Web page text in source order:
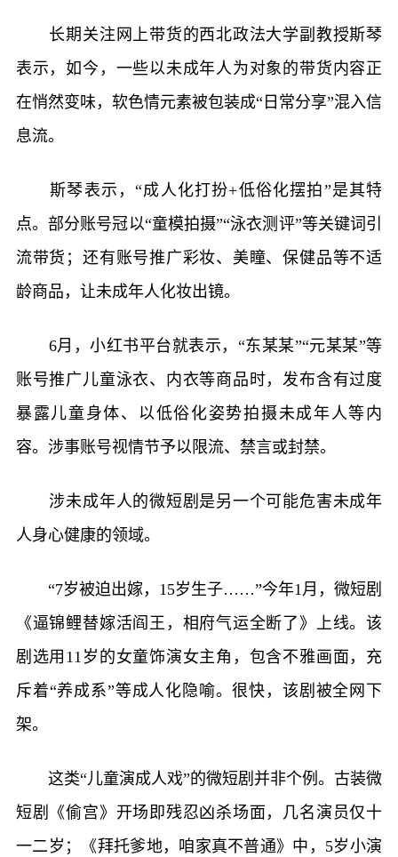
长期关注网上带货的西北政法大学副教授斯琴
表示，如今，一些以未成年人为对象的带货内容正
在悄然变味，软色情元素被包装成“日常分享”混入信
息流。
斯琴表示，“成人化打扮+低俗化摆拍”是其特
点。部分账号冠以“童模拍摄”“泳衣测评”等关键词引
流带货；还有账号推广彩妆、美瞳、保健品等不适
龄商品，让未成年人化妆出镜。
6月，小红书平台就表示，“东某某”“元某某”等
账号推广儿童泳衣、内衣等商品时，发布含有过度
暴露儿童身体、以低俗化姿势拍摄未成年人等内
容。涉事账号视情节予以限流、禁言或封禁。
涉未成年人的微短剧是另一个可能危害未成年
人身心健康的领域。
“7岁被迫出嫁，15岁生子……”今年1月，微短剧
《逼锦鲤替嫁活阎王，相府气运全断了》上线。该
剧选用11岁的女童饰演女主角，包含不雅画面，充
斥着“养成系”等成人化隐喻。很快，该剧被全网下
架。
这类“儿童演成人戏”的微短剧并非个例。古装微
短剧《偷宫》开场即残忍凶杀场面，几名演员仅十
一二岁；《拜托爹地，咱家真不普通》中，5岁小演